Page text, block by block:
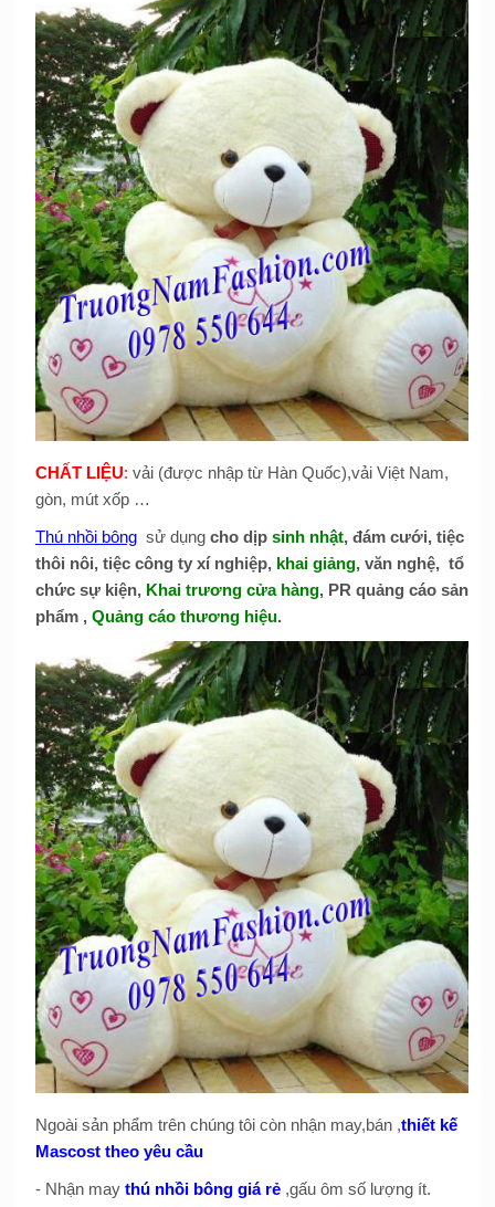
CHẤT LIỆU: vải (được nhập từ Hàn Quốc),vải Việt Nam,
gòn, mút xốp …
Thú nhồi bôngsử dụng cho dịp sinh nhật, đám cưới, tiệc
thôi nôi, tiệc công ty xí nghiệp, khai giảng, văn nghệ, tổ
chức sự kiện, Khai trương cửa hàng, PR quảng cáo sản
phẩm , Quảng cáo thương hiệu.
Ngoài sản phẩm trên chúng tôi còn nhận may,bán ,thiết kế
Mascost theo yêu cầu
- Nhận may thú nhồi bông giá rẻ,gấu ôm số lượng ít.